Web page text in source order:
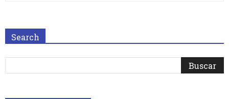
Search